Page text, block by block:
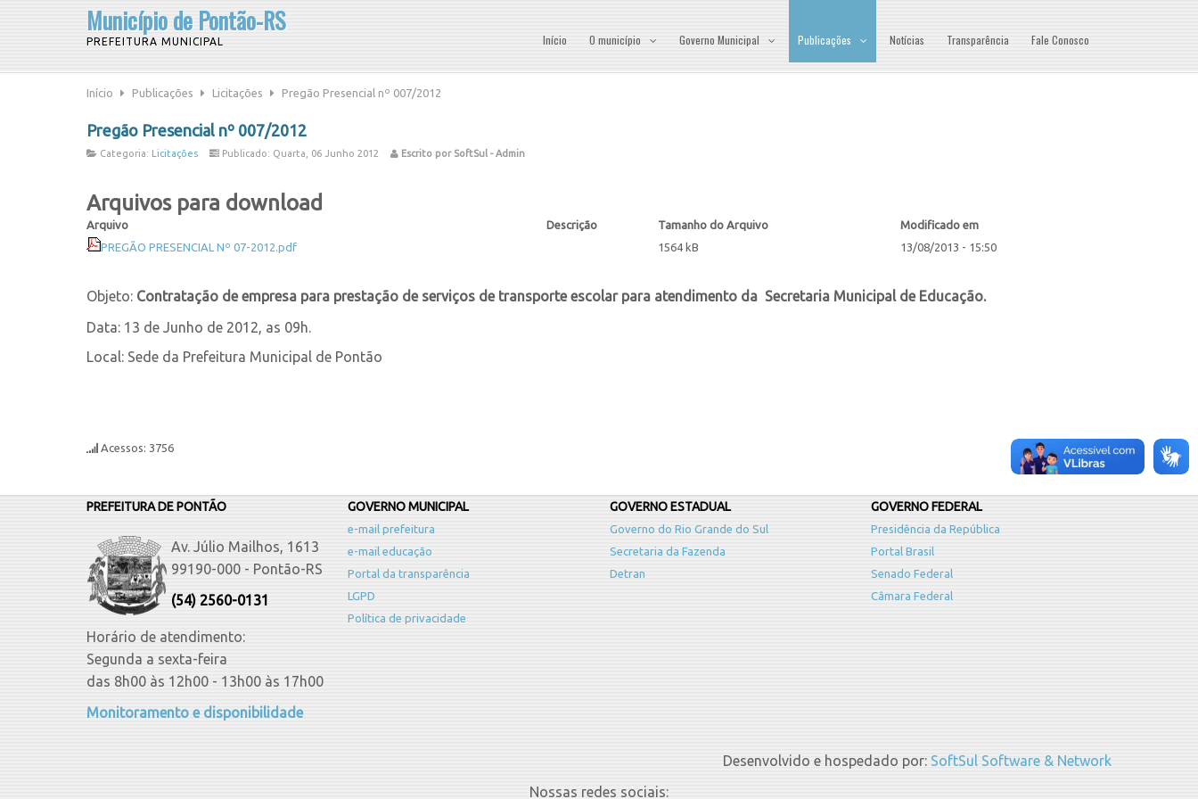
Município de Pontão-RS
PREFEITURA MUNICIPAL Início O município Governo Municipal Publicações Notícias Transparência Fale Conosco
Início Publicações Licitações Pregão Presencial nº 007/2012
Pregão Presencial nº 007/2012
Categoria: Licitações Publicado: Quarta, 06 Junho 2012 Escrito por SoftSul - Admin
Arquivos para download
Arquivo Descrição Tamanho do Arquivo
Modificado em
PREGÃO PRESENCIAL Nº 07-2012.pdf
1564 kB 13/08/2013 - 15:50
Objeto: Contratação de empresa para prestação de serviços de transporte escolar para atendimento da Secretaria Municipal de Educação.
Data: 13 de Junho de 2012, as 09h.
Local: Sede da Prefeitura Municipal de Pontão
Acessos: 3756
PREFEITURA DE PONTÃO
Av. Júlio Mailhos, 1613
99190-000 - Pontão-RS
(54) 2560-0131
Horário de atendimento:
Segunda a sexta-feira
das 8h00 às 12h00 - 13h00 às 17h00
Monitoramento e disponibilidade
GOVERNO MUNICIPAL
e-mail prefeitura
e-mail educação
Portal da transparência
LGPD
Política de privacidade
GOVERNO ESTADUAL
Governo do Rio Grande do Sul
Secretaria da Fazenda
Detran
GOVERNO FEDERAL
Presidência da República
Portal Brasil
Senado Federal
Câmara Federal
Desenvolvido e hospedado por: SoftSul Software & Network
Nossas redes sociais: